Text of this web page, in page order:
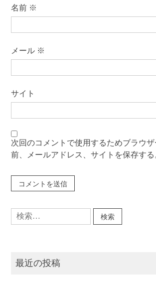
名前 ※
メール ※
サイト
次回のコメントで使用するためブラウ
前、メールアドレス、サイトを保存する
検
索:
最近の投稿